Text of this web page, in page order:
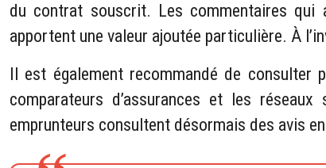
du contrat souscrit. Les commentaires qui
apportent une valeur ajoutée particulière. À
Il est également recommandé de consulter
comparateurs d’assurances et les
emprunteurs consultent désormais des avis